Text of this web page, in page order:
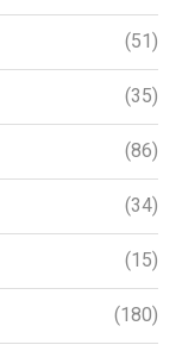
(51)
(35)
(86)
(34)
(15)
(180)